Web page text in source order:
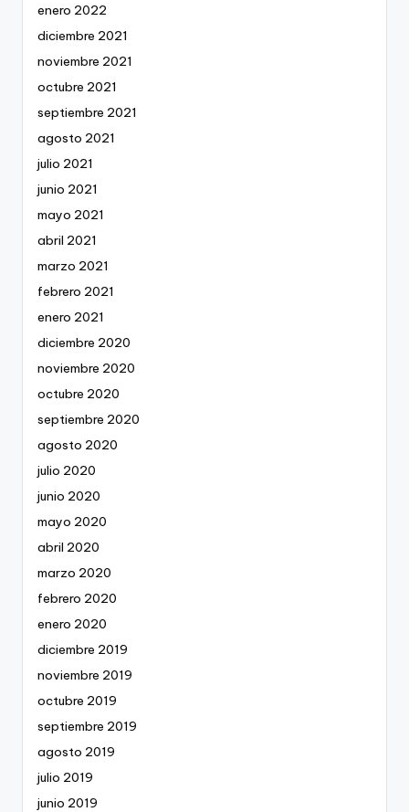
enero 2022
diciembre 2021
noviembre 2021
octubre 2021
septiembre 2021
agosto 2021
julio 2021
junio 2021
mayo 2021
abril 2021
marzo 2021
febrero 2021
enero 2021
diciembre 2020
noviembre 2020
octubre 2020
septiembre 2020
agosto 2020
julio 2020
junio 2020
mayo 2020
abril 2020
marzo 2020
febrero 2020
enero 2020
diciembre 2019
noviembre 2019
octubre 2019
septiembre 2019
agosto 2019
julio 2019
junio 2019